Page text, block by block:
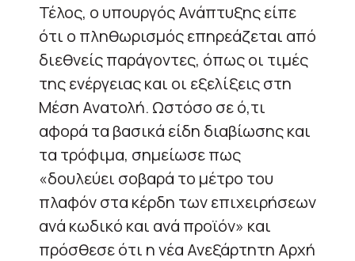
Τέλος, ο υπουργός Ανάπτυξης είπε
ότι ο πληθωρισμός επηρεάζεται από
διεθνείς παράγοντες, όπως οι τιμές
της ενέργειας και οι εξελίξεις στη
Μέση Ανατολή. Ωστόσο σε ό,τι
αφορά τα βασικά είδη διαβίωσης και
τα τρόφιμα, σημείωσε πως
«δουλεύει σοβαρά το μέτρο του
πλαφόν στα κέρδη των επιχειρήσεων
ανά κωδικό και ανά προϊόν» και
πρόσθεσε ότι η νέα Ανεξάρτητη Αρχή